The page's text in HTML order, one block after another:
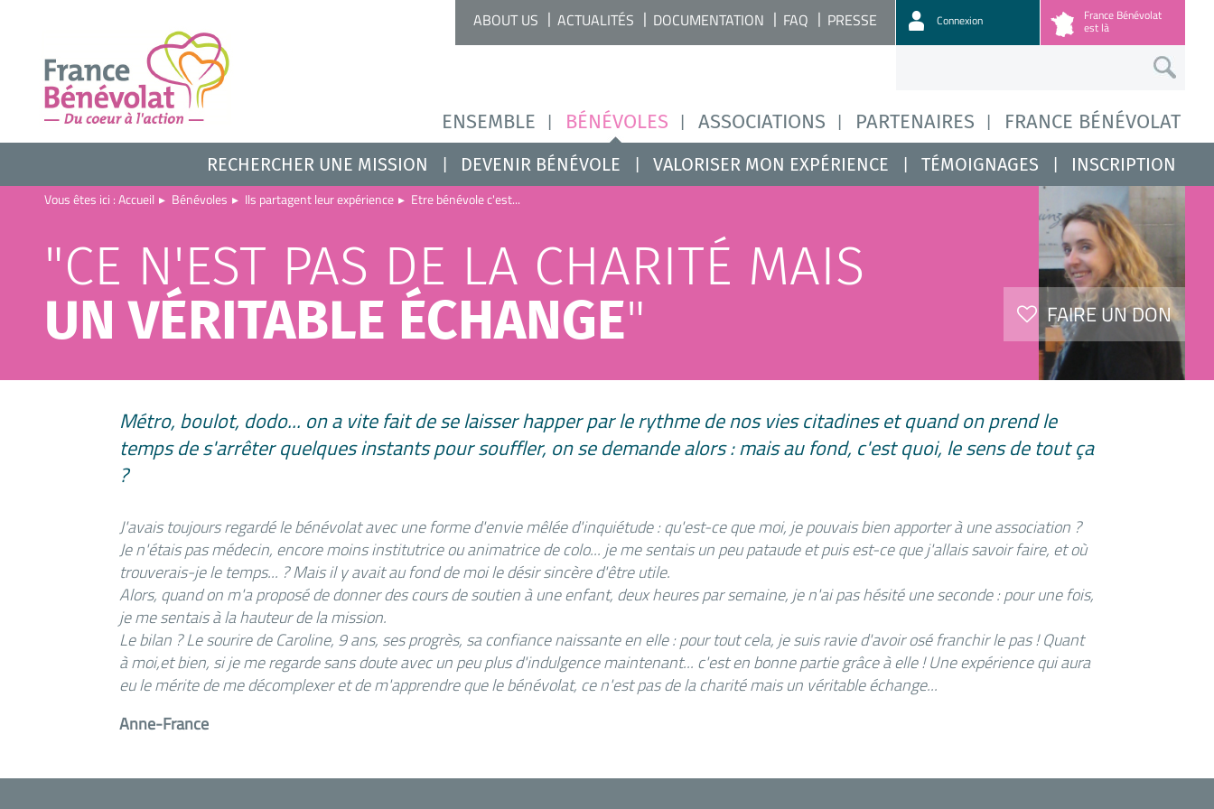
ENSEMBLE BÉNÉVOLES ASSOCIATIONS PARTENAIRES FRANCE BÉNÉVOLAT
ABOUT US ACTUALITÉS DOCUMENTATION FAQ PRESSE Connexion France Bénévolat
est là
RECHERCHER UNE MISSION DEVENIR BÉNÉVOLE VALORISER MON EXPÉRIENCE TÉMOIGNAGES INSCRIPTION
Vous êtes ici :Accueil ▸ Bénévoles ▸ Ils partagent leur expérience ▸ Etre bénévole c'est...
"CE N'EST PAS DE LA CHARITÉ MAIS
UN VÉRITABLE ÉCHANGE" FAIRE UN DON
Métro, boulot, dodo... on a vite fait de se laisser happer par le rythme de nos vies citadines et quand on prend le
temps de s'arrêter quelques instants pour souffler, on se demande alors : mais au fond, c'est quoi, le sens de tout ça
?
J'avais toujours regardé le bénévolat avec une forme d'envie mêlée d'inquiétude : qu'est-ce que moi, je pouvais bien apporter à une association ?
Je n'étais pas médecin, encore moins institutrice ou animatrice de colo... je me sentais un peu pataude et puis est-ce que j'allais savoir faire, et où
trouverais-je le temps... ? Mais il y avait au fond de moi le désir sincère d'être utile.
Alors, quand on m'a proposé de donner des cours de soutien à une enfant, deux heures par semaine, je n'ai pas hésité une seconde : pour une fois,
je me sentais à la hauteur de la mission.
Le bilan ? Le sourire de Caroline, 9 ans, ses progrès, sa confiance naissante en elle : pour tout cela, je suis ravie d'avoir osé franchir le pas ! Quant
à moi,et bien, si je me regarde sans doute avec un peu plus d'indulgence maintenant... c'est en bonne partie grâce à elle ! Une expérience qui aura
eu le mérite de me décomplexer et de m'apprendre que le bénévolat, ce n'est pas de la charité mais un véritable échange...
Anne-France